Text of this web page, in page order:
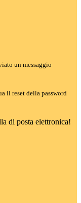
un messaggio
il reset della password
di posta elettronica!